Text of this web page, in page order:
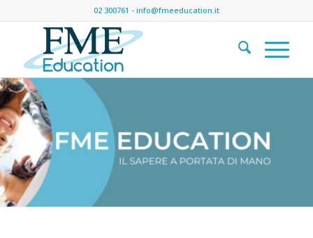
02 300761 - info@fmeeducation.it